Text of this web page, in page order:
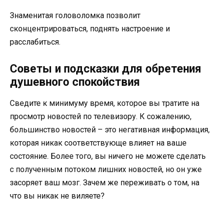
Знаменитая головоломка позволит
сконцентрироваться, поднять настроение и
расслабиться.
Советы и подсказки для обретения
душевного спокойствия
Сведите к минимуму время, которое вы тратите на
просмотр новостей по телевизору. К сожалению,
большинство новостей – это негативная информация,
которая никак соответствующе влияет на ваше
состояние. Более того, вы ничего не можете сделать
с полученным потоком лишних новостей, но он уже
засоряет ваш мозг. Зачем же переживать о том, на
что вы никак не виляете?